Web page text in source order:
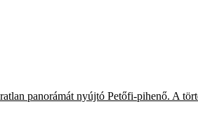
panorámát nyújtó Petőfi-pihenő. A